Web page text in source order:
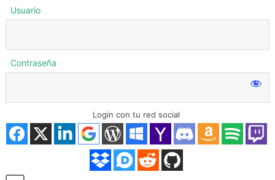
Acceder
Usuario
Contraseña
Login con tu red social